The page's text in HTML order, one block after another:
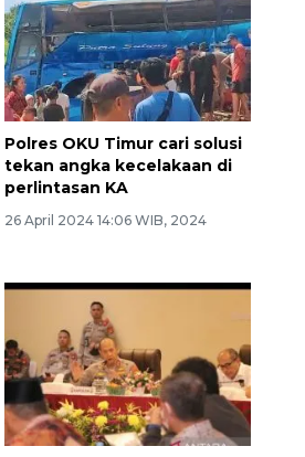
Polres OKU Timur cari solusi
tekan angka kecelakaan di
perlintasan KA
26 April 2024 14:06 WIB, 2024